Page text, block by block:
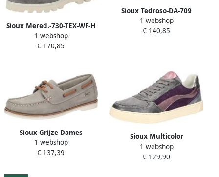
Sioux Mered.-730-TEX-WF-H
Stiefel Dames
1 webshop
€ 170,85
Sioux Tedroso-DA-709
Stiefelette Dames
1 webshop
€ 140,85
Sioux Grijze Dames
Mocassins Comfortabel
Ontwerp
1 webshop
€ 137,39
Sioux Multicolor
damessneaker comfortabel
en veelzijdig Multicolor
1 webshop
€ 129,90